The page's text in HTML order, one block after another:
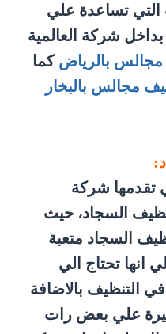
التي تساعدة علي
شركة العالمية
بالرياض كما
مجالس بالبخار
تقدمها شركة
السجاد، حيث
السجاد متعبة
انها تحتاج الي
التنظيف بالاضافة
علي بعض رات